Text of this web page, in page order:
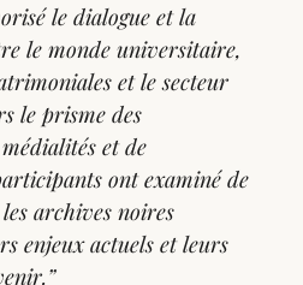
le dialogue et la
le monde universitaire,
et le secteur
le prisme des
et de
ont examiné de
archives noires
enjeux actuels et leurs